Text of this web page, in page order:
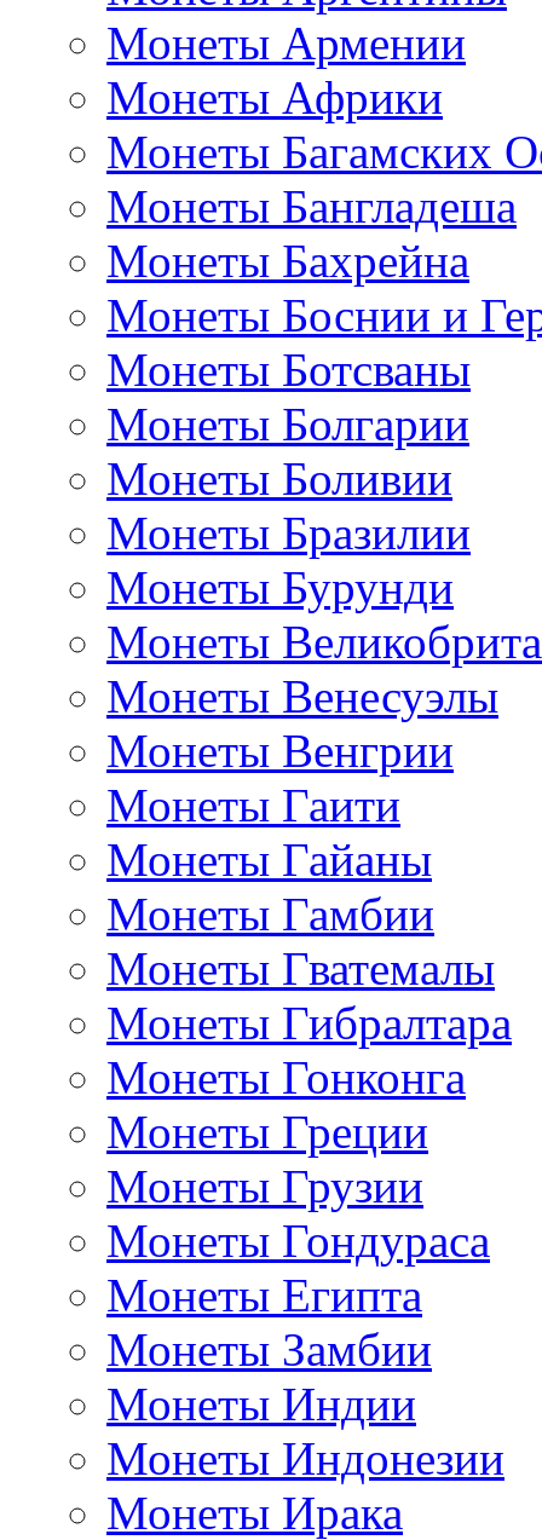
Монеты Армении
Монеты Африки
Монеты Багамских
Монеты Бангладеша
Монеты Бахрейна
Монеты Боснии и
Монеты Ботсваны
Монеты Болгарии
Монеты Боливии
Монеты Бразилии
Монеты Бурунди
Монеты
Монеты Венесуэлы
Монеты Венгрии
Монеты Гаити
Монеты Гайаны
Монеты Гамбии
Монеты Гватемалы
Монеты Гибралтара
Монеты Гонконга
Монеты Греции
Монеты Грузии
Монеты Гондураса
Монеты Египта
Монеты Замбии
Монеты Индии
Монеты Индонезии
Монеты Ирака